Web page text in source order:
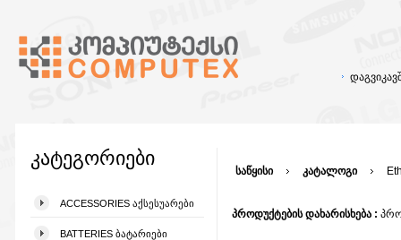
კატეგორიები
ACCESSORIES ᲐᲥᲡᲔᲡᲣᲐᲠᲔᲑᲘ
BATTERIES ᲑᲐᲢᲐᲠᲘᲔᲑᲘ
საწყისი კატალოგი
პროდუქტების დახარისხება :